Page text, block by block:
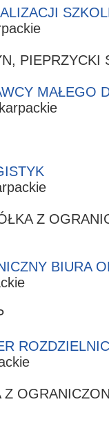
PIEPRZYCKI
MAŁEGO
Z
BIURA
ROZDZIELNIC
Z